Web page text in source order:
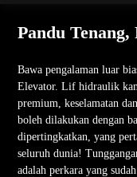
Pandu
Bawa pengalaman luar
Elevator. Lif hidraulik
premium, keselamatan
boleh dilakukan dengan
dipertingkatkan, yang
seluruh dunia!
adalah perkara yang